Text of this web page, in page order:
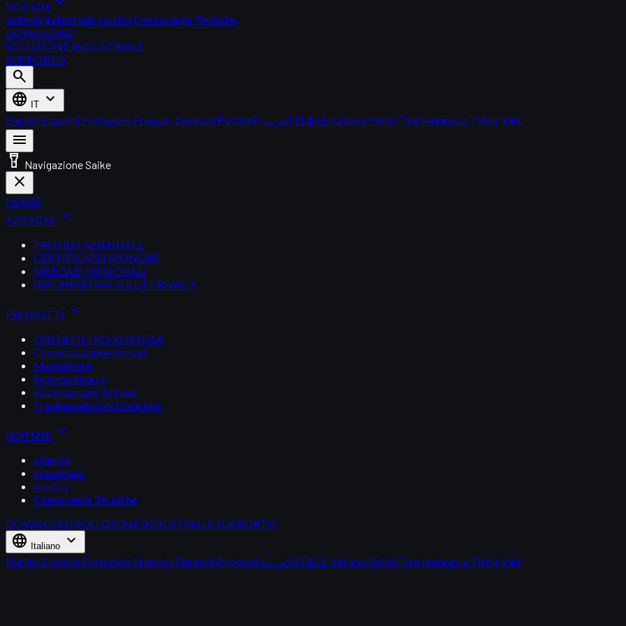
NOTIZIE
azienda industrialemostraConoscenze Tecniche
DOWNLOAD
SOLUZIONE INDUSTRIALE
SUPPORTO
search
language
IT expand_more
English Español Português Français Deutsch Русский 日本語 Italiano Polskiไทย Indonesia Tiếng Việt
menu
flashlight_on Navigazione Saike
close
HOME
AZIENDA expand_more
PROFILO AZIENDALE
CERTIFICATO D'ONORE
MERCATI PRINCIPALI
INFORMATIVA SULLA PRIVACY
PRODOTTI expand_more
UNITÀ FILTRO VENTOLA
Climatizzazione Armadi
Morsettiere
Sistema Sbarre
Accessori per Armadi
Trasformatori di Controllo
NOTIZIE expand_more
azienda
industriale
mostra
Conoscenze Tecniche
DOWNLOADSOLUZIONE INDUSTRIALESUPPORTO
language Italiano expand_more
English Español Português Français Deutsch Русский 日本語 Italiano Polskiไทย Indonesia Tiếng Việt